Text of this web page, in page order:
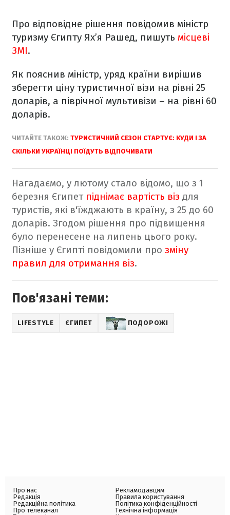
Про відповідне рішення повідомив міністр
туризму Єгипту Ях’я Рашед, пишуть місцеві
ЗМІ.
Як пояснив міністр, уряд країни вирішив
зберегти ціну туристичної візи на рівні 25
доларів, а піврічної мультивізи – на рівні 60
доларів.
ЧИТАЙТЕ ТАКОЖ: ТУРИСТИЧНИЙ СЕЗОН СТАРТУЄ: КУДИ І ЗА
СКІЛЬКИ УКРАЇНЦІ ПОЇДУТЬ ВІДПОЧИВАТИ
Нагадаємо, у лютому стало відомо, що з 1
березня Єгипет піднімає вартість віз для
туристів, які в'їжджають в країну, з 25 до 60
доларів. Згодом рішення про підвищення
було перенесене на липень цього року.
Пізніше у Єгипті повідомили про зміну
правил для отримання віз.
Пов'язані теми:
LIFESTYLE ЄГИПЕТ ПОДОРОЖІ
Про нас
Редакція
Редакційна політика
Про телеканал
Рекламодавцям
Правила користування
Політика конфіденційності
Технічна інформація